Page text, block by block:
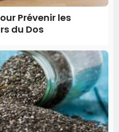
Prévenir les
du Dos